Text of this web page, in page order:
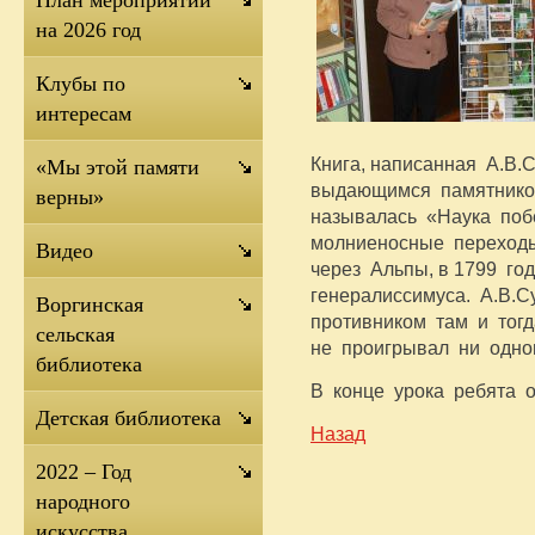
Книга, написанная
выдающимся
называлась «Наука
молниеносные
через Альпы, в 1799
генералиссимуса.
противником там и
не проигрывал ни
В конце урока ребята
Назад
на 2026 год
Клубы по
интересам
«Мы этой памяти
верны»
Видео
Воргинская
сельская
библиотека
Детская библиотека
2022 – Год
народного